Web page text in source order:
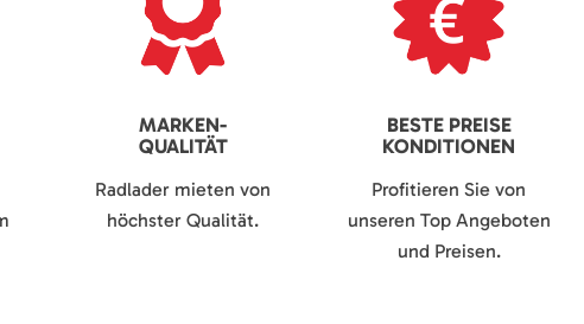
MARKEN-
QUALITÄT
Radlader mieten von
höchster Qualität.
BESTE PREISE
KONDITIONEN
Profitieren Sie von
unseren Top Angeboten
und Preisen.